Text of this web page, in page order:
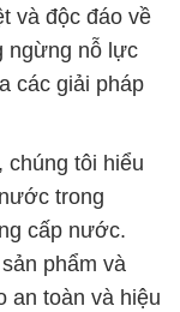
và độc đáo về
ngừng nỗ lực
các giải pháp
tôi hiểu
trong
cấp nước.
phẩm và
an toàn và hiệu